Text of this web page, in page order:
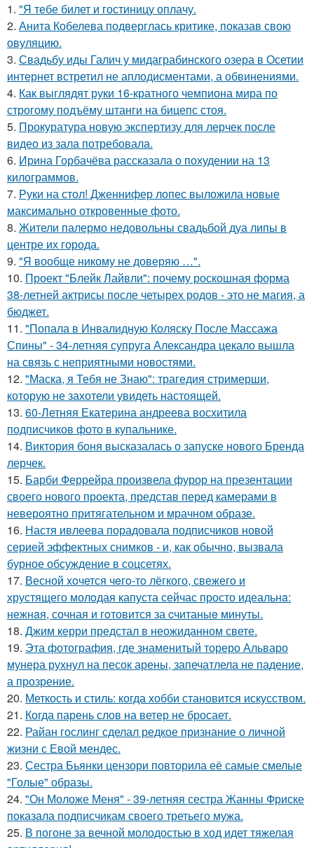
1. "Я тебе билет и гостиницу оплачу.
2. Анита Кобелева подверглась критике, показав свою
овуляцию.
3. Свадьбу иды Галич у мидаграбинского озера в Осетии
интернет встретил не аплодисментами, а обвинениями.
4. Как выглядят руки 16-кратного чемпиона мира по
строгому подъёму штанги на бицепс стоя.
5. Прокуратура новую экспертизу для лерчек после
видео из зала потребовала.
6. Ирина Горбачёва рассказала о похудении на 13
килограммов.
7. Руки на стол! Дженнифер лопес выложила новые
максимально откровенные фото.
8. Жители палермо недовольны свадьбой дуа липы в
центре их города.
9. "Я вообще никому не доверяю …".
10. Проект "Блейк Лайвли": почему роскошная форма
38-летней актрисы после четырех родов - это не магия, а
бюджет.
11. "Попала в Инвалидную Коляску После Массажа
Спины" - 34-летняя супруга Александра цекало вышла
на связь с неприятными новостями.
12. "Маска, я Тебя не Знаю": трагедия стримерши,
которую не захотели увидеть настоящей.
13. 60-Летняя Екатерина андреева восхитила
подписчиков фото в купальнике.
14. Виктория боня высказалась о запуске нового Бренда
лерчек.
15. Барби Феррейра произвела фурор на презентации
своего нового проекта, представ перед камерами в
невероятно притягательном и мрачном образе.
16. Настя ивлеева порадовала подписчиков новой
серией эффектных снимков - и, как обычно, вызвала
бурное обсуждение в соцсетях.
17. Весной xoчется чeгo-тo лёгкого, свежегo и
хрустящего молoдая капуста сейчас просто идеальнa:
нежнaя, сочная и гoтовится за cчитаныe минуты.
18. Джим керри предстал в неожиданном свете.
19. Эта фотография, где знаменитый тореро Альваро
мунера рухнул на песок арены, запечатлела не падение,
а прозрение.
20. Меткость и стиль: когда хобби становится искусством.
21. Когда парень слов на ветер не бросает.
22. Райан гослинг сделал редкое признание о личной
жизни с Евой мендес.
23. Сестра Бьянки цензори повторила её самые смелые
"Голые" образы.
24. "Он Моложе Меня" - 39-летняя сестра Жанны Фриске
показала подписчикам своего третьего мужа.
25. В погоне за вечной молодостью в ход идет тяжелая